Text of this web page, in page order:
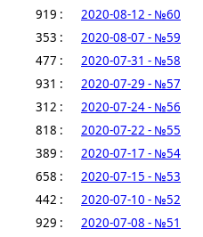
919 :
2020-08-12 - №60
353 :
2020-08-07 - №59
477 :
2020-07-31 - №58
931 :
2020-07-29 - №57
312 :
2020-07-24 - №56
818 :
2020-07-22 - №55
389 :
2020-07-17 - №54
658 :
2020-07-15 - №53
442 :
2020-07-10 - №52
929 :
2020-07-08 - №51